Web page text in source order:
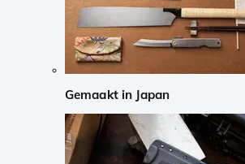
Gemaakt in Japan